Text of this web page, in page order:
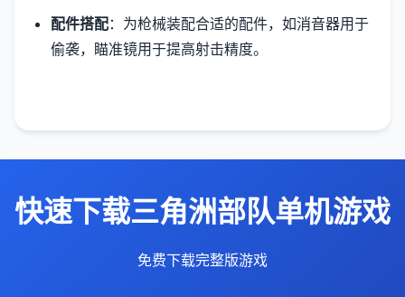
配件搭配：为枪械装配合适的配件，如消音器用于
偷袭，瞄准镜用于提高射击精度。
快速下载三角洲部队单机游戏
免费下载完整版游戏